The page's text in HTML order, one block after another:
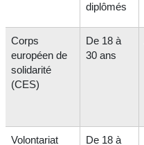
diplômés
Corps
européen de
solidarité
(CES)
De 18 à
30 ans
Volontariat
De 18 à